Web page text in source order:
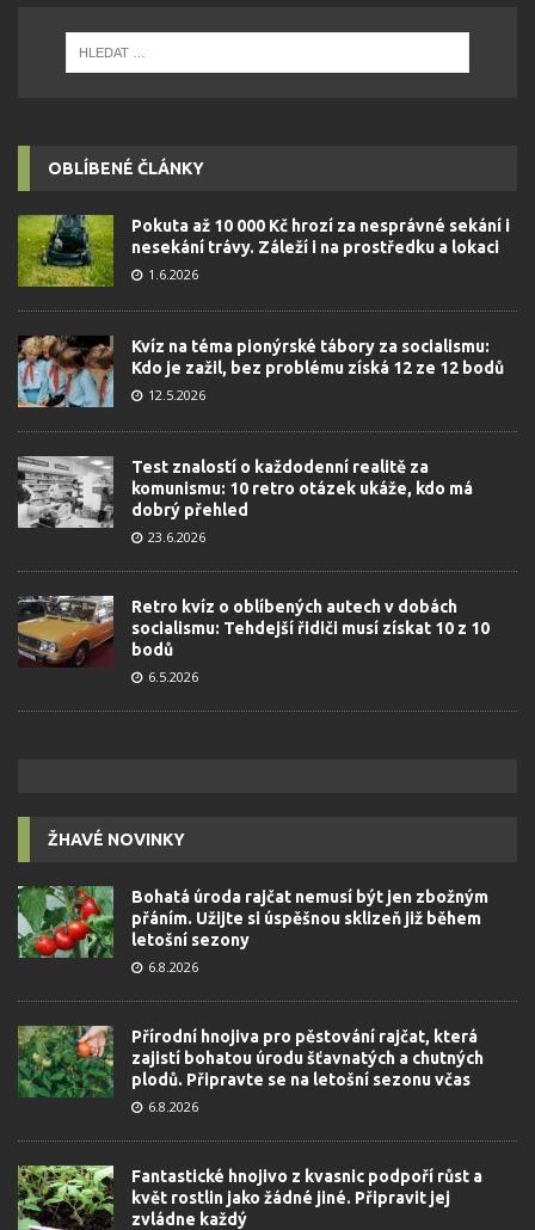
OBLÍBENÉ ČLÁNKY
Pokuta až 10 000 Kč hrozí za nesprávné sekání i
nesekání trávy. Záleží i na prostředku a lokaci
1.6.2026
Kvíz na téma pionýrské tábory za socialismu:
Kdo je zažil, bez problému získá 12 ze 12 bodů
12.5.2026
Test znalostí o každodenní realitě za
komunismu: 10 retro otázek ukáže, kdo má
dobrý přehled
23.6.2026
Retro kvíz o oblíbených autech v dobách
socialismu: Tehdejší řidiči musí získat 10 z 10
bodů
6.5.2026
ŽHAVÉ NOVINKY
Bohatá úroda rajčat nemusí být jen zbožným
přáním. Užijte si úspěšnou sklizeň již během
letošní sezony
6.8.2026
Přírodní hnojiva pro pěstování rajčat, která
zajistí bohatou úrodu šťavnatých a chutných
plodů. Připravte se na letošní sezonu včas
6.8.2026
Fantastické hnojivo z kvasnic podpoří růst a
květ rostlin jako žádné jiné. Připravit jej
zvládne každý